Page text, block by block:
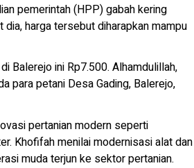
pemerintah (HPP) gabah kering
harga tersebut diharapkan mampu
Balerejo ini Rp7.500. Alhamdulillah,
para petani Desa Gading, Balerejo,
pertanian modern seperti
Khofifah menilai modernisasi alat dan
muda terjun ke sektor pertanian.